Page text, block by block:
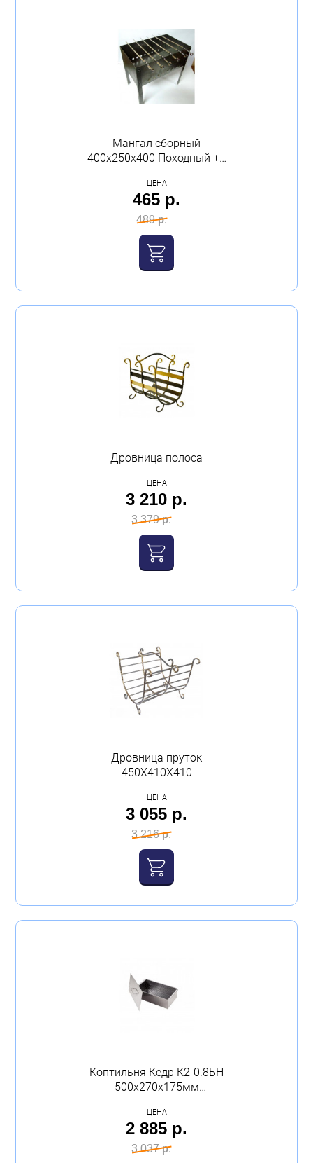
Мангал сборный
400х250х400 Походный +6
толщина 0,5
ЦЕНА
465 р.
489 р.
Дровница полоса
ЦЕНА
3 210 р.
3 379 р.
Дровница пруток
450Х410Х410
ЦЕНА
3 055 р.
3 216 р.
Коптильня Кедр К2-0.8БН
500х270х175мм
0.8мм
ЦЕНА
2 885 р.
3 037 р.